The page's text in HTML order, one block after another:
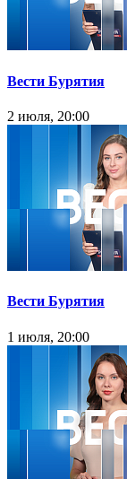
Вести Бурятия
2 июля, 20:00
Вести Бурятия
1 июля, 20:00